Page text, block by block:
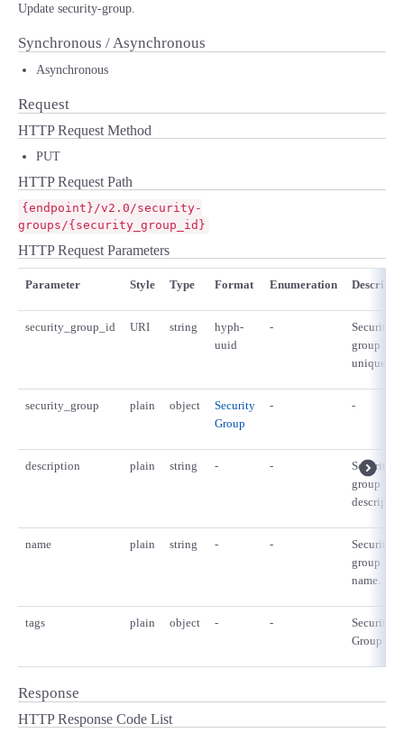
Update security-group.
Synchronous / Asynchronous
Asynchronous
Request
HTTP Request Method
PUT
HTTP Request Path
{endpoint}/v2.0/security-
groups/{security_group_id}
HTTP Request Parameters
Parameter Style Type Format Enumeration
security_group_id URI string
hyph-
uuid
-
Security
group
unique id.
security_group plain object
Security
Group
- -
description plain string - -
Security
group
name plain string - -
Security
group
name.
tags plain object - -
Security
Group
Response
HTTP Response Code List